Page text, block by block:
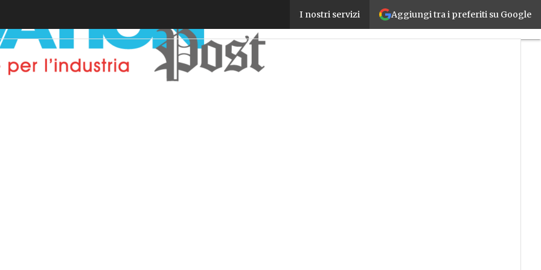
Aggiungi tra i preferiti su Google
I nostri servizi
Energie rinnovabili: arrivano le tariffe agevolate